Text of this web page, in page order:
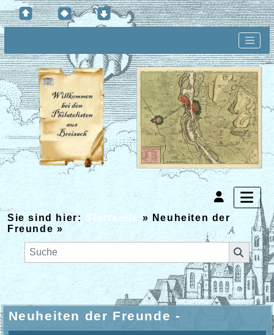
Sie sind hier: Startseite » Neuheiten der
Freunde »
Neuheiten der Freunde -